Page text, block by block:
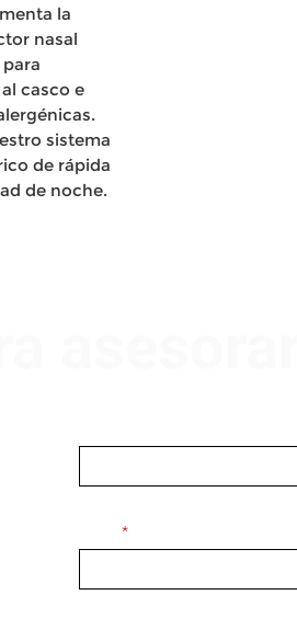
la
nasal
casco e
sistema
de rápida
de noche.